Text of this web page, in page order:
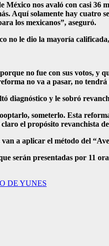
nos avaló con casi 36
Aquí solamente hay cuatro
los mexicanos”, aseguró.
le dio la mayoría
no fue con sus votos,
no va a pasar, no
diagnóstico y le sobró
someterlo. Esta
el propósito revanchista
a aplicar el método del
serán presentadas por 11
DE YUNES